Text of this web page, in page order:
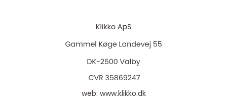
web: www.klikko.dk